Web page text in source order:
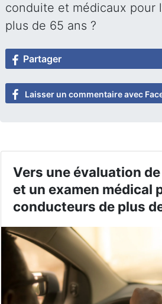
conduite et médicaux pour
plus de 65 ans ?
Partager
Laisser un commentaire avec
Vers une évaluation
et un examen médical
conducteurs de plus